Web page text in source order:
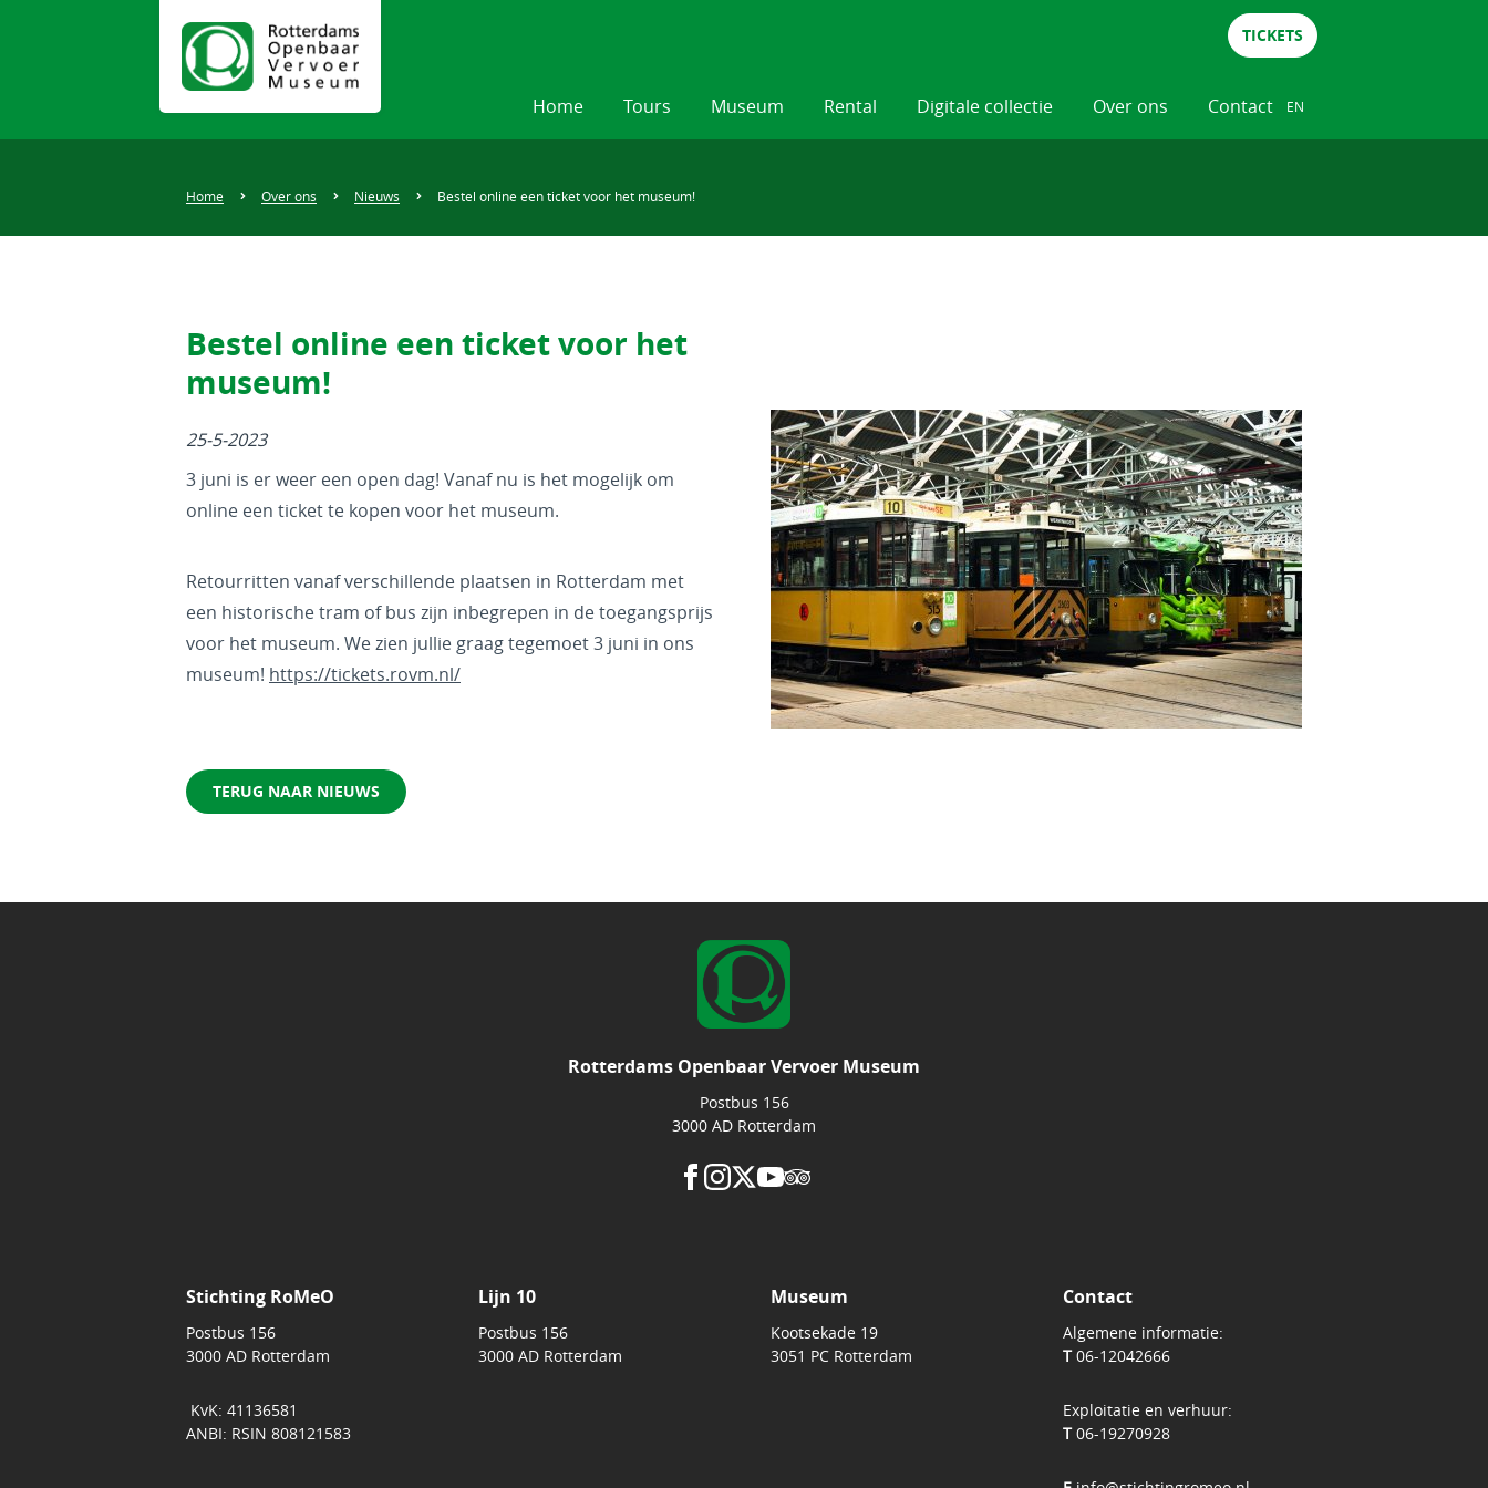
TICKETS
Home Tours Museum Rental Digitale collectie Over ons Contact EN
Home Over ons Nieuws Bestel online een ticket voor het museum!
Bestel online een ticket voor het
museum!
25-5-2023
3 juni is er weer een open dag! Vanaf nu is het mogelijk om
online een ticket te kopen voor het museum.
Retourritten vanaf verschillende plaatsen in Rotterdam met
een historische tram of bus zijn inbegrepen in de toegangsprijs
voor het museum. We zien jullie graag tegemoet 3 juni in ons
museum! https://tickets.rovm.nl/
TERUG NAAR NIEUWS
Rotterdams Openbaar Vervoer Museum
Postbus 156
3000 AD Rotterdam
Stichting RoMeO
Postbus 156
3000 AD Rotterdam
KvK: 41136581
ANBI: RSIN 808121583
Lijn 10
Postbus 156
3000 AD Rotterdam
Museum
Kootsekade 19
3051 PC Rotterdam
Contact
Algemene informatie:
T06-12042666
Exploitatie en verhuur:
T06-19270928